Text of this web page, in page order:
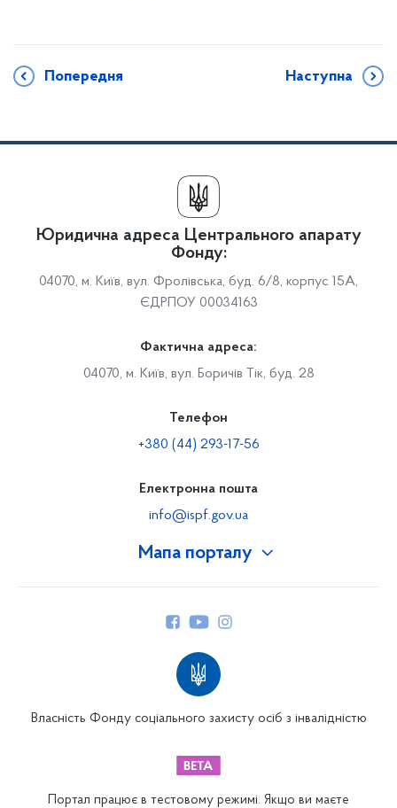
Попередня Наступна
Мапа порталу
Юридична адреса Центрального апарату
Фонду:
04070, м. Київ, вул. Фролівська, буд. 6/8, корпус 15А,
ЄДРПОУ 00034163
Фактична адреса:
04070, м. Київ, вул. Боричів Тік, буд. 28
Телефон
+380 (44) 293-17-56
Електронна пошта
info@ispf.gov.ua
Власність Фонду соціального захисту осіб з інвалідністю
Портал працює в тестовому режимі. Якщо ви маєте